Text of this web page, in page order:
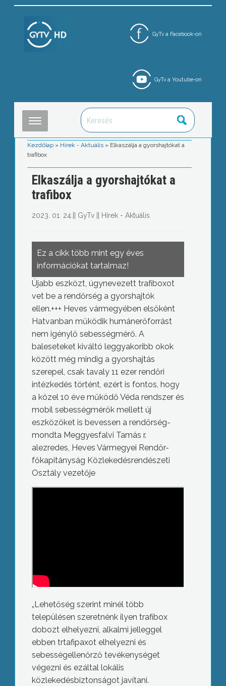
GyTv a Facebook-on
GyTv a Youtube-on
Kezdőlap » Hírek - Aktuális » Elkaszálja a gyorshajtókat a
trafibox
Elkaszálja a gyorshajtókat a
trafibox
2023. 01. 24. GyTv|| Hírek - Aktuális
Ez a cikk több mint egy éves
információkat tartalmaz!
Újabb eszközt, úgynevezett trafiboxot
vet be a rendőrség a gyorshajtók
ellen.+++ Heves vármegyében elsőként
Hatvanban működik humánerőforrást
nem igénylő sebességmérő. A
baleseteket kiváltó leggyakoribb okok
között még mindig a gyorshajtás
szerepel, csak tavaly 11 ezer rendőri
intézkedés történt, ezért is fontos, hogy
a közel 10 éve működő Véda rendszer és
mobil sebességmérők mellett új
eszközöket is bevessen a rendőrség-
mondta Meggyesfalvi Tamás r.
alezredes, Heves Vármegyei Rendőr-
főkapitányság Közlekedésrendészeti
Osztály vezetője
„Lehetőség szerint minél több
településen szeretnénk ilyen trafibox
dobozt elhelyezni, alkalmi jelleggel
ebben trtafipaxot elhelyezni és
sebességellenőrző tevékenységet
végezni és ezáltal lokális
közlekedésbiztonságot javítani.